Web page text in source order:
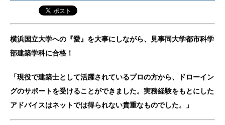
横浜国立大学への『愛』を大事にしながら、見事同大学都市科学
部建築学科に合格！
「現役で建築士として活躍されているプロの方から、ドローイン
グのサポートを受けることができました。実務経験をもとにした
アドバイスはネットでは得られない貴重なものでした。」